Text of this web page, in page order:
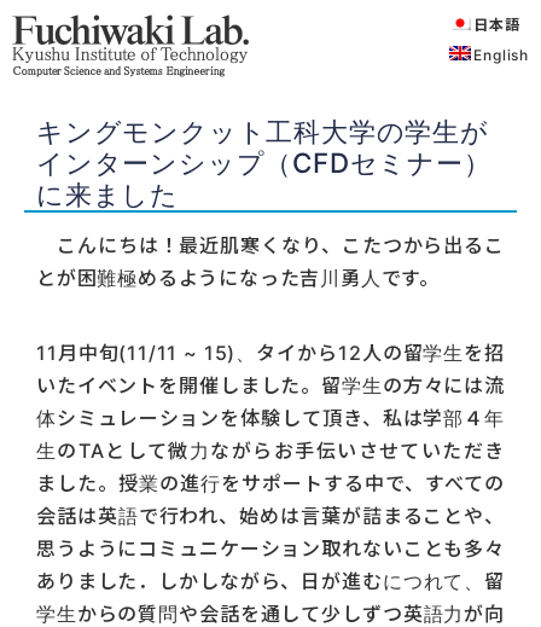
日本語
English
キングモンクット工科大学の学生が
インターンシップ（CFDセミナー）
に来ました
こんにちは！最近肌寒くなり、こたつから出るこ
とが困難極めるようになった吉川勇人です。
11月中旬(11/11 ~ 15)、タイから12人の留学生を招
いたイベントを開催しました。留学生の方々には流
体シミュレーションを体験して頂き、私は学部４年
生のTAとして微力ながらお手伝いさせていただき
ました。授業の進行をサポートする中で、すべての
会話は英語で行われ、始めは言葉が詰まることや、
思うようにコミュニケーション取れないことも多々
ありました．しかしながら、日が進むにつれて、留
学生からの質問や会話を通して少しずつ英語力が向